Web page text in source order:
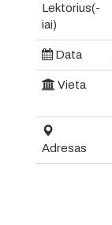
Lektorius(-
iai)
Data
Vieta
Adresas